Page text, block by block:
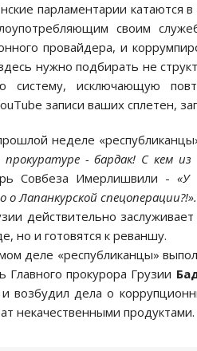
парламентарии
своим
провайдера, и
нужно подбирать не
систему, исключающую
записи ваших сплетен,
неделе
прокуратуре - бардак! С кем
Совбеза Имерлишвили -«У
о Лапанкурской спецоперации?!».
действительно
но и готовятся к реваншу.
деле «республиканцы»
Главного прокурора Грузии
возбудил дела о
некачественными продуктами.